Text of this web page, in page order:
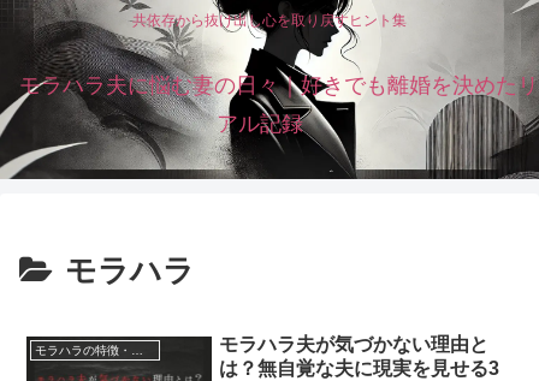
共依存から抜け出し心を取り戻すヒント集
モラハラ夫に悩む妻の日々｜好きでも離婚を決めたリ
アル記録
モラハラ
モラハラの特徴・心理・原因
モラハラ夫が気づかない理由と
は？無自覚な夫に現実を見せる3